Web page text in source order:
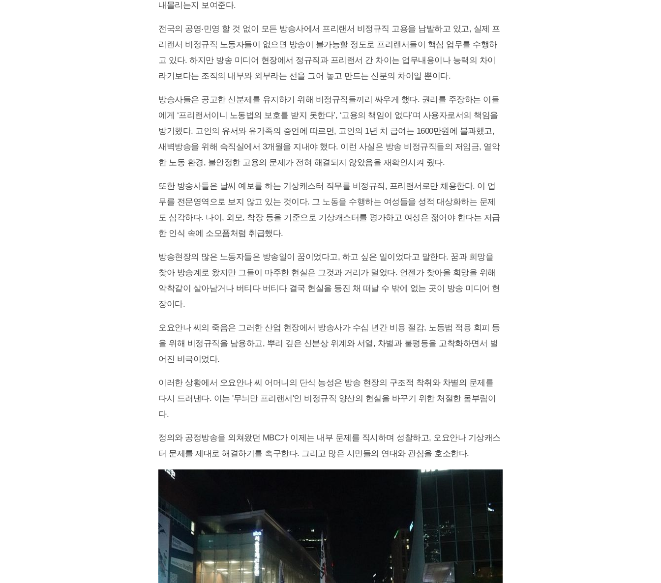
내몰리는지 보여준다.
전국의 공영‧민영 할 것 없이 모든 방송사에서 프리랜서 비정규직 고용을 남발하고 있고, 실제 프
리랜서 비정규직 노동자들이 없으면 방송이 불가능할 정도로 프리랜서들이 핵심 업무를 수행하
고 있다. 하지만 방송 미디어 현장에서 정규직과 프리랜서 간 차이는 업무내용이나 능력의 차이
라기보다는 조직의 내부와 외부라는 선을 그어 놓고 만드는 신분의 차이일 뿐이다.
방송사들은 공고한 신분제를 유지하기 위해 비정규직들끼리 싸우게 했다. 권리를 주장하는 이들
에게 ‘프리랜서이니 노동법의 보호를 받지 못한다’, ‘고용의 책임이 없다’며 사용자로서의 책임을
방기했다. 고인의 유서와 유가족의 증언에 따르면, 고인의 1년 치 급여는 1600만원에 불과했고,
새벽방송을 위해 숙직실에서 3개월을 지내야 했다. 이런 사실은 방송 비정규직들의 저임금, 열악
한 노동 환경, 불안정한 고용의 문제가 전혀 해결되지 않았음을 재확인시켜 줬다.
또한 방송사들은 날씨 예보를 하는 기상캐스터 직무를 비정규직, 프리랜서로만 채용한다. 이 업
무를 전문영역으로 보지 않고 있는 것이다. 그 노동을 수행하는 여성들을 성적 대상화하는 문제
도 심각하다. 나이, 외모, 착장 등을 기준으로 기상캐스터를 평가하고 여성은 젊어야 한다는 저급
한 인식 속에 소모품처럼 취급했다.
방송현장의 많은 노동자들은 방송일이 꿈이었다고, 하고 싶은 일이었다고 말한다. 꿈과 희망을
찾아 방송계로 왔지만 그들이 마주한 현실은 그것과 거리가 멀었다. 언젠가 찾아올 희망을 위해
악착같이 살아남거나 버티다 버티다 결국 현실을 등진 채 떠날 수 밖에 없는 곳이 방송 미디어 현
장이다.
오요안나 씨의 죽음은 그러한 산업 현장에서 방송사가 수십 년간 비용 절감, 노동법 적용 회피 등
을 위해 비정규직을 남용하고, 뿌리 깊은 신분상 위계와 서열, 차별과 불평등을 고착화하면서 벌
어진 비극이었다.
이러한 상황에서 오요안나 씨 어머니의 단식 농성은 방송 현장의 구조적 착취와 차별의 문제를
다시 드러낸다. 이는 '무늬만 프리랜서'인 비정규직 양산의 현실을 바꾸기 위한 처절한 몸부림이
다.
정의와 공정방송을 외쳐왔던 MBC가 이제는 내부 문제를 직시하며 성찰하고, 오요안나 기상캐스
터 문제를 제대로 해결하기를 촉구한다. 그리고 많은 시민들의 연대와 관심을 호소한다.